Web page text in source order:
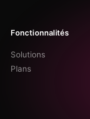
Fonctionnalités
Solutions
Plans